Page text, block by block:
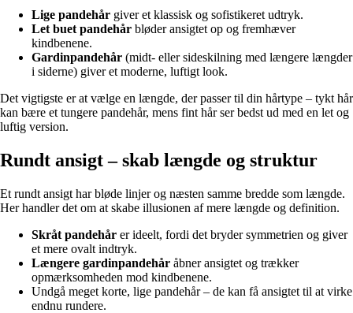
Lige pandehår giver et klassisk og sofistikeret udtryk.
Let buet pandehår bløder ansigtet op og fremhæver
kindbenene.
Gardinpandehår (midt- eller sideskilning med længere længder
i siderne) giver et moderne, luftigt look.
Det vigtigste er at vælge en længde, der passer til din hårtype – tykt hår
kan bære et tungere pandehår, mens fint hår ser bedst ud med en let og
luftig version.
Rundt ansigt – skab længde og struktur
Et rundt ansigt har bløde linjer og næsten samme bredde som længde.
Her handler det om at skabe illusionen af mere længde og definition.
Skråt pandehår er ideelt, fordi det bryder symmetrien og giver
et mere ovalt indtryk.
Længere gardinpandehår åbner ansigtet og trækker
opmærksomheden mod kindbenene.
Undgå meget korte, lige pandehår – de kan få ansigtet til at virke
endnu rundere.